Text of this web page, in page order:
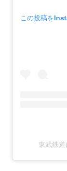
この投稿を
東武鉄